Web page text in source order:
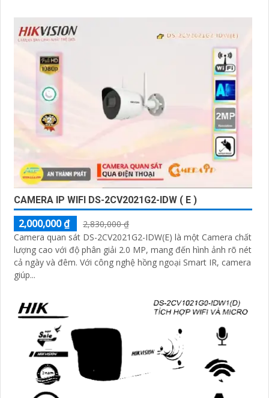
CAMERA IP WIFI DS-2CV2021G2-IDW ( E )
2,000,000 ₫
2,830,000 ₫
Camera quan sát DS-2CV2021G2-IDW(E) là một Camera chất
lượng cao với độ phân giải 2.0 MP, mang đến hình ảnh rõ nét
cả ngày và đêm. Với công nghệ hồng ngoại Smart IR, camera
giúp...